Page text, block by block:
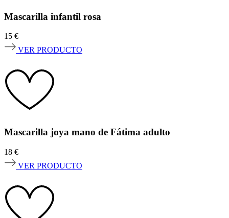
Mascarilla infantil rosa
15 €
VER PRODUCTO
Mascarilla joya mano de Fátima adulto
18 €
VER PRODUCTO